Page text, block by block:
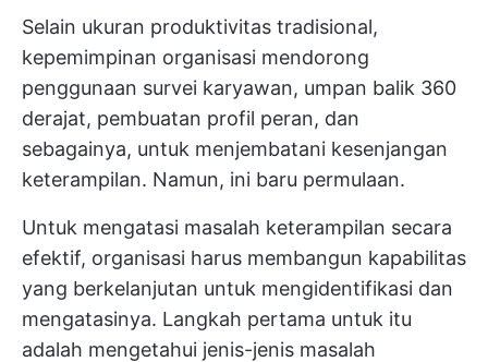
Selain ukuran produktivitas tradisional,
kepemimpinan organisasi mendorong
penggunaan survei karyawan, umpan balik 360
derajat, pembuatan profil peran, dan
sebagainya, untuk menjembatani kesenjangan
keterampilan. Namun, ini baru permulaan.
Untuk mengatasi masalah keterampilan secara
efektif, organisasi harus membangun kapabilitas
yang berkelanjutan untuk mengidentifikasi dan
mengatasinya. Langkah pertama untuk itu
adalah mengetahui jenis-jenis masalah